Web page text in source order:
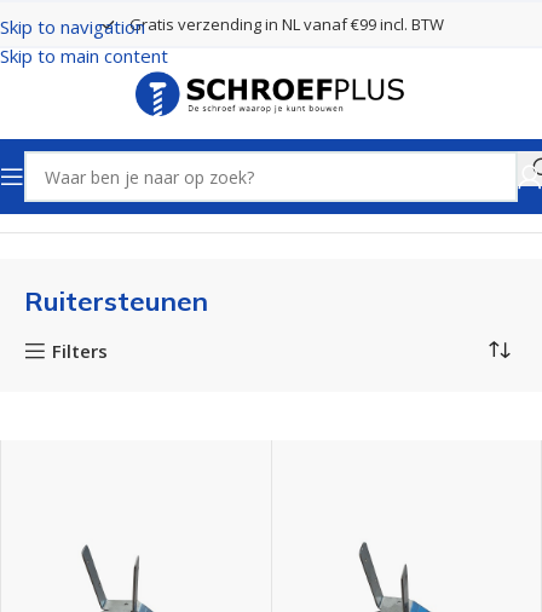
Skip to navigation
Skip to main content
Gratis verzending in NL vanaf €99 incl. BTW
Home Bevestigingsmaterialen Ruitersteunen
Ruitersteunen
Filters